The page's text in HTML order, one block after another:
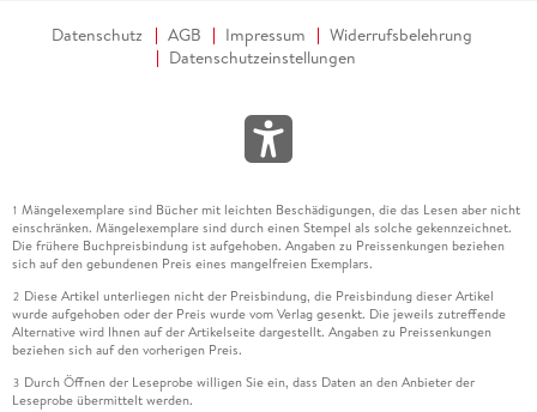
Datenschutz AGB Impressum
Widerrufsbelehrung
Datenschutzeinstellungen
1 Mängelexemplare sind Bücher mit leichten Beschädigungen, die das Lesen aber nicht
einschränken. Mängelexemplare sind durch einen Stempel als solche gekennzeichnet.
Die frühere Buchpreisbindung ist aufgehoben. Angaben zu Preissenkungen beziehen
sich auf den gebundenen Preis eines mangelfreien Exemplars.
2 Diese Artikel unterliegen nicht der Preisbindung, die Preisbindung dieser Artikel
wurde aufgehoben oder der Preis wurde vom Verlag gesenkt. Die jeweils zutreffende
Alternative wird Ihnen auf der Artikelseite dargestellt. Angaben zu Preissenkungen
beziehen sich auf den vorherigen Preis.
3 Durch Öffnen der Leseprobe willigen Sie ein, dass Daten an den Anbieter der
Leseprobe übermittelt werden.